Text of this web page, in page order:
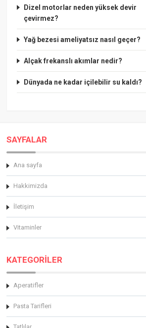
Dizel motorlar neden yüksek devir
çevirmez?
Yağ bezesi ameliyatsız nasıl geçer?
Alçak frekanslı akımlar nedir?
Dünyada ne kadar içilebilir su kaldı?
SAYFALAR
Ana sayfa
Hakkimizda
İletişim
Vitaminler
KATEGORİLER
Aperatifler
Pasta Tarifleri